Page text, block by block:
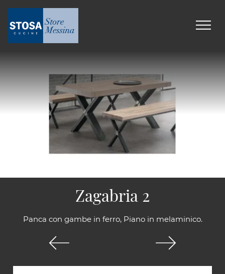
Panca con gambe in ferro, Piano in melaminico.
Zagabria 2